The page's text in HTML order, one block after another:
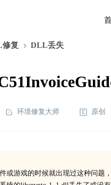
复 DLL丢失
环境修复大师 原创
或游戏的时候就出现过这种问题